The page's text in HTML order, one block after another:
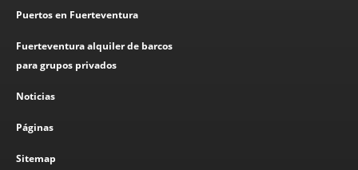
Puertos en Fuerteventura
Fuerteventura alquiler de barcos
para grupos privados
Noticias
Páginas
Sitemap